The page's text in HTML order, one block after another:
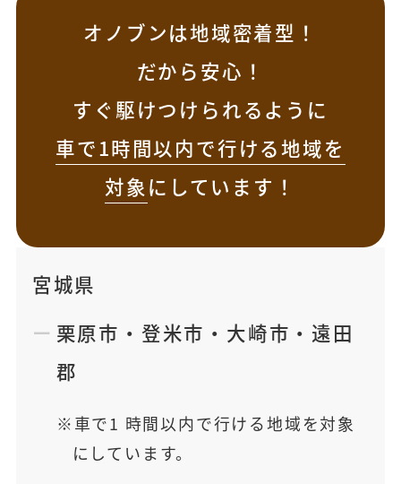
オノブンは地域密着型！
だから安心！
すぐ駆けつけられるように
車で1時間以内で行ける地域を
対象にしています！
宮城県
栗原市 ・ 登米市 ・ 大崎市 ・ 遠田
郡
車で1 時間以内で行ける地域を対象
にしています。